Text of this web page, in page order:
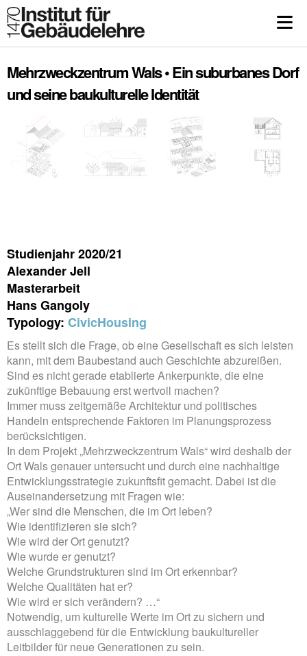
Mehrzweckzentrum Wals • Ein suburbanes Dorf
und seine baukulturelle Identität
Studienjahr 2020/21
Alexander Jell
Masterarbeit
Hans Gangoly
Typology: CivicHousing
Es stellt sich die Frage, ob eine Gesellschaft es sich leisten
kann, mit dem Baubestand auch Geschichte abzureißen.
Sind es nicht gerade etablierte Ankerpunkte, die eine
zukünftige Bebauung erst wertvoll machen?
Immer muss zeitgemäße Architektur und politisches
Handeln entsprechende Faktoren im Planungsprozess
berücksichtigen.
In dem Projekt „Mehrzweckzentrum Wals“ wird deshalb der
Ort Wals genauer untersucht und durch eine nachhaltige
Entwicklungsstrategie zukunftsfit gemacht. Dabei ist die
Auseinandersetzung mit Fragen wie:
„Wer sind die Menschen, die im Ort leben?
Wie identifizieren sie sich?
Wie wird der Ort genutzt?
Wie wurde er genutzt?
Welche Grundstrukturen sind im Ort erkennbar?
Welche Qualitäten hat er?
Wie wird er sich verändern? …“
Notwendig, um kulturelle Werte im Ort zu sichern und
ausschlaggebend für die Entwicklung baukultureller
Leitbilder für neue Generationen zu sein.